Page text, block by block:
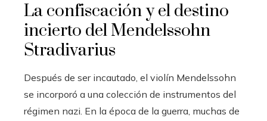
La confiscación y el destino
incierto del Mendelssohn
Stradivarius
Después de ser incautado, el violín Mendelssohn
se incorporó a una colección de instrumentos del
régimen nazi. En la época de la guerra, muchas de